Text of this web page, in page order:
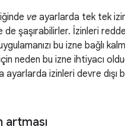
ve ayarlarda tek tek
şaşırabilirler. İzinleri
bu izne bağlı
neden bu izne ihtiyacı
izinleri devre dışı
artması